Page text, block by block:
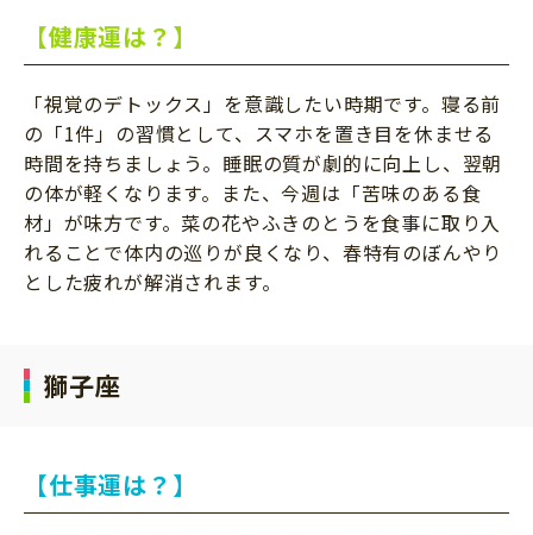
【健康運は？】
「視覚のデトックス」を意識したい時期です。寝る前
の「1件」の習慣として、スマホを置き目を休ませる
時間を持ちましょう。睡眠の質が劇的に向上し、翌朝
の体が軽くなります。また、今週は「苦味のある食
材」が味方です。菜の花やふきのとうを食事に取り入
れることで体内の巡りが良くなり、春特有のぼんやり
とした疲れが解消されます。
獅子座
【仕事運は？】